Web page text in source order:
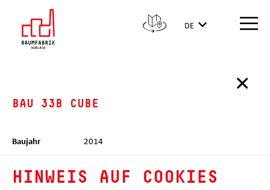
DE
×
BAU 33B CUBE
Baujahr 2014
Konstruktion
HINWEIS AUF COOKIES